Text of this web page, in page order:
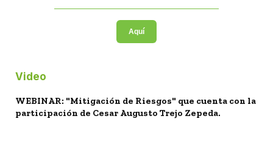
Aquí
Video
WEBINAR: "Mitigación de Riesgos" que cuenta con la
participación de Cesar Augusto Trejo Zepeda.